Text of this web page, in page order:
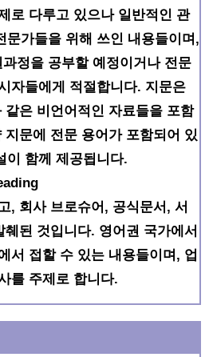
로 다루고 있으나 일반적인 관
문가들을 위해 쓰인 내용들이며,
정을 공부할 예정이거나 전문
자들에게 적절합니다. 지문은
같은 비언어적인 자료들을 포함
문에 전문 용어가 포함되어 있
이 함께 제공됩니다.
, 회사 브로슈어, 공식문서, 서
된 것입니다. 영어권 국가에서
서 접할 수 있는 내용들이며, 업
를 주제로 합니다.